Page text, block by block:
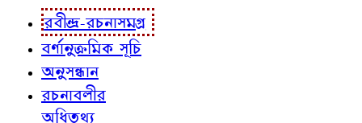
রবীন্দ্র-রচনাসমগ্র
বর্ণানুক্রমিক সূচি
অনুসন্ধান
রচনাবলীর
অধিতথ্য